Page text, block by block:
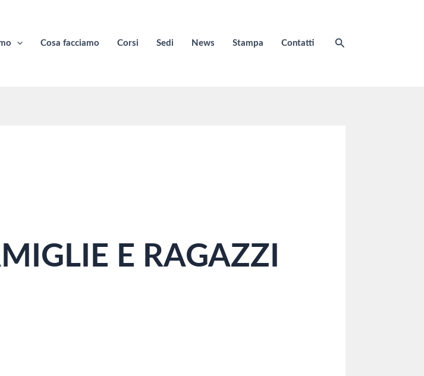
Cosa facciamo Corsi Sedi News Stampa Contatti Cerca
E RAGAZZI